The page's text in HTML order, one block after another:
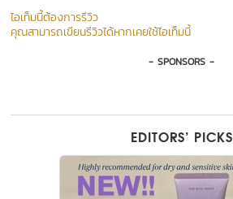
ไอเท็มนี้ต้องการรีวิว
คุณสามารถเขียนรีวิวได้หากเคยใช้ไอเท็มนี้
- SPONSORS -
EDITORS’ PICKS